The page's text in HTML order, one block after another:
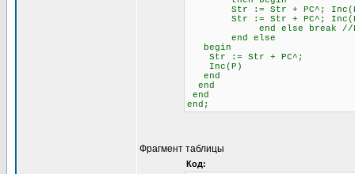
Str := Str + PC^;
Str := Str + PC^;
end else break //Если
end else
begin
Str := Str + PC^;
Inc(P)
end
end
end
end;
Фрагмент таблицы
Код: